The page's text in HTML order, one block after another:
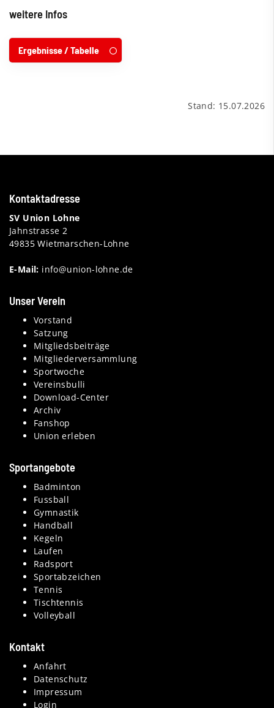
weitere Infos
Ergebnisse / Tabelle
Stand: 15.07.2026
Kontaktadresse
SV Union Lohne
Jahnstrasse 2
49835 Wietmarschen-Lohne
E-Mail: info@union-lohne.de
Unser Verein
Vorstand
Satzung
Mitgliedsbeiträge
Mitgliederversammlung
Sportwoche
Vereinsbulli
Download-Center
Archiv
Fanshop
Union erleben
Sportangebote
Badminton
Fussball
Gymnastik
Handball
Kegeln
Laufen
Radsport
Sportabzeichen
Tennis
Tischtennis
Volleyball
Kontakt
Anfahrt
Datenschutz
Impressum
Login